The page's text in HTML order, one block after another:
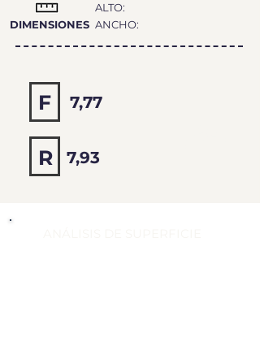
ALTO:
DIMENSIONES ANCHO:
F 7,77
R 7,93